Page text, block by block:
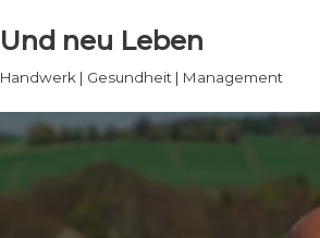
Und neu Leben
Handwerk | Gesundheit | Management